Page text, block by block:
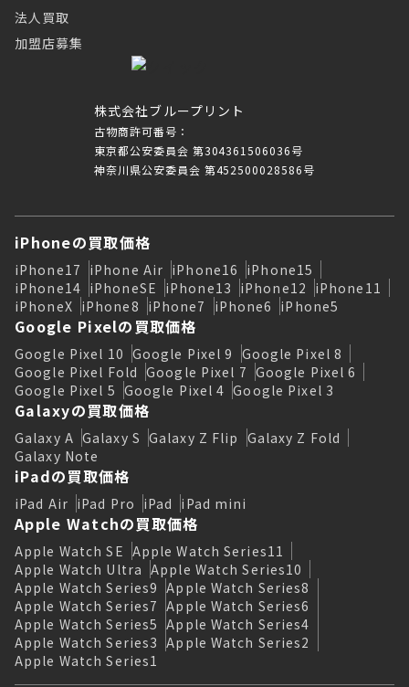
株式会社ブループリント
古物商許可番号：
東京都公安委員会 第304361506036号
神奈川県公安委員会 第452500028586号
法人買取
加盟店募集
iPhoneの買取価格
iPhone17 iPhone Air iPhone16 iPhone15
iPhone14 iPhoneSE iPhone13 iPhone12 iPhone11
iPhoneX iPhone8 iPhone7 iPhone6 iPhone5
Google Pixelの買取価格
Google Pixel 10 Google Pixel 9 Google Pixel 8
Google Pixel Fold Google Pixel 7 Google Pixel 6
Google Pixel 5 Google Pixel 4 Google Pixel 3
Galaxyの買取価格
Galaxy A Galaxy S Galaxy Z Flip Galaxy Z Fold
Galaxy Note
iPadの買取価格
iPad Air iPad Pro iPad iPad mini
Apple Watchの買取価格
Apple Watch SE Apple Watch Series11
Apple Watch Ultra Apple Watch Series10
Apple Watch Series9 Apple Watch Series8
Apple Watch Series7 Apple Watch Series6
Apple Watch Series5 Apple Watch Series4
Apple Watch Series3 Apple Watch Series2
Apple Watch Series1